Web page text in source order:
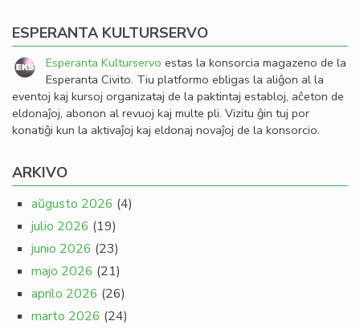
ESPERANTA KULTURSERVO
Esperanta Kulturservo estas la konsorcia magazeno de la
Esperanta Civito. Tiu platformo ebligas la aliĝon al la
eventoj kaj kursoj organizataj de la paktintaj establoj, aĉeton de
eldonaĵoj, abonon al revuoj kaj multe pli. Vizitu ĝin tuj por
konatiĝi kun la aktivaĵoj kaj eldonaj novaĵoj de la konsorcio.
ARKIVO
aŭgusto 2026 (4)
julio 2026 (19)
junio 2026 (23)
majo 2026 (21)
aprilo 2026 (26)
marto 2026 (24)